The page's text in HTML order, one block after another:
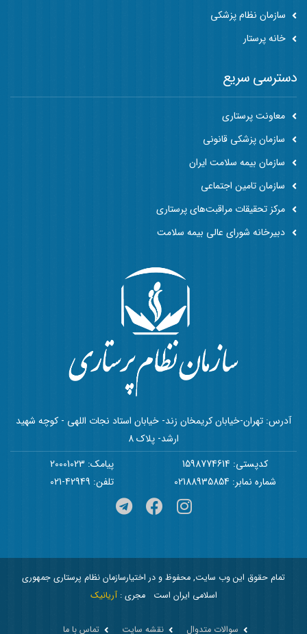
سازمان نظام پزشکی
خانه پرستار
آدرس: تهران-خیابان کریمخان زند- خیابان استاد نجات اللهی - کوچه شهید
ارشد- پلاک 8
کدپستی: 1598774614
پیامک: 20001023
شماره نمابر: 02188935854
تلفن: 42949-021
دسترسی سریع
معاونت پرستاری
سازمان پزشکی قانونی
سازمان بیمه سلامت ایران
سازمان تامین اجتماعی
مرکز تحقیقات مراقبت‌های پرستاری
دبیرخانه شورای عالی بیمه سلامت
تمام حقوق این وب سایت, محفوظ و در اختیارسازمان نظام پرستاری جمهوری
اسلامی ایران است
مجری :آریانیک
سوالات متدوال نقشه سایت تماس با ما